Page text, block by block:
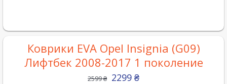
Коврики EVA Opel Insignia (G09)
Лифтбек 2008-2017 1 поколение
2599₴ 2299 ₴